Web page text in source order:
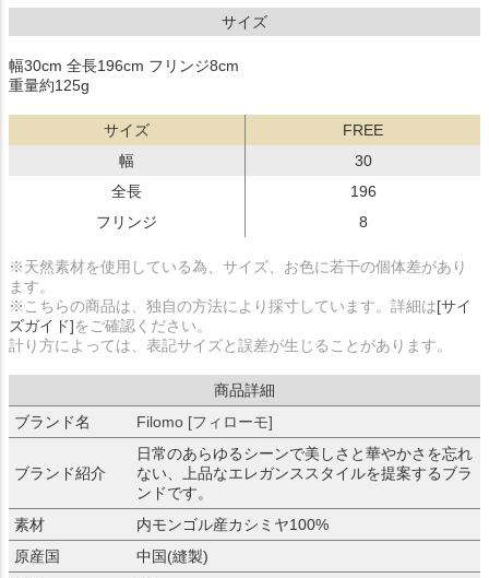
サイズ
幅30cm 全長196cm フリンジ8cm
重量約125g
サイズ
FREE
幅
30
全長
196
フリンジ
8
※天然素材を使用している為、サイズ、お色に若干の個体差があり
ます。
※こちらの商品は、独自の方法により採寸しています。詳細は[サイ
ズガイド]をご確認ください。
計り方によっては、表記サイズと誤差が生じることがあります。
商品詳細
ブランド名
Filomo [フィローモ]
ブランド紹介
日常のあらゆるシーンで美しさと華やかさを忘れ
ない、上品なエレガンススタイルを提案するブラ
ンドです。
素材
内モンゴル産カシミヤ100%
原産国
中国(縫製)